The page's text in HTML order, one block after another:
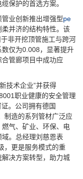
保护的首选方案。
业创新推出增强型pe
并济的结构特性。该
非开挖顶管施工与跨河
仅为0.008，显著提升
管廊项目中成功应
技术企业”并获得
职业健康的安全管理
。公司拥有德国
制造的系列管材广泛应
气、矿业、环保、电
。总经理刘慈恩表
，更是服务模式的重
决方案转型，助力城